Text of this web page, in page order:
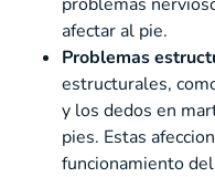
afectar al pie.
Problemas
estructurales,
y los dedos en
pies. Estas
funcionamiento